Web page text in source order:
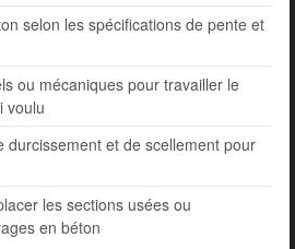
selon les spécifications de pente et
ou mécaniques pour travailler le
voulu
durcissement et de scellement pour
les sections usées ou
en béton